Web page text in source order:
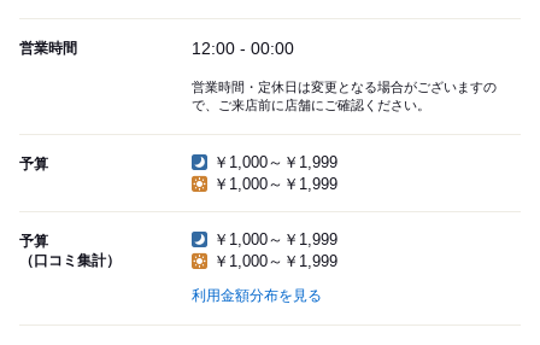
営業時間 12:00 - 00:00
営業時間・定休日は変更となる場合がございますの
で、ご来店前に店舗にご確認ください。
予算
￥1,000～￥1,999
￥1,000～￥1,999
予算
（口コミ集計）
￥1,000～￥1,999
￥1,000～￥1,999
利用金額分布を見る